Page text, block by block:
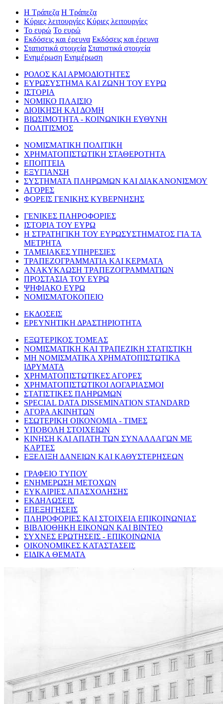
Η Τράπεζα Η Τράπεζα
Κύριες λειτουργίες Κύριες λειτουργίες
Το ευρώ Το ευρώ
Εκδόσεις και έρευνα Εκδόσεις και έρευνα
Στατιστικά στοιχεία Στατιστικά στοιχεία
Ενημέρωση Ενημέρωση
ΡΟΛΟΣ ΚΑΙ ΑΡΜΟΔΙΟΤΗΤΕΣ
ΕΥΡΩΣΥΣΤΗΜΑ ΚΑΙ ΖΩΝΗ ΤΟΥ ΕΥΡΩ
ΙΣΤΟΡΙΑ
ΝΟΜΙΚΟ ΠΛΑΙΣΙΟ
ΔΙΟΙΚΗΣΗ ΚΑΙ ΔΟΜΗ
ΒΙΩΣΙΜΟΤΗΤΑ - ΚΟΙΝΩΝΙΚΗ ΕΥΘΥΝΗ
ΠΟΛΙΤΙΣΜΟΣ
ΝΟΜΙΣΜΑΤΙΚΗ ΠΟΛΙΤΙΚΗ
ΧΡΗΜΑΤΟΠΙΣΤΩΤΙΚΗ ΣΤΑΘΕΡΟΤΗΤΑ
ΕΠΟΠΤΕΙΑ
ΕΞΥΓΙΑΝΣΗ
ΣΥΣΤΗΜΑΤΑ ΠΛΗΡΩΜΩΝ ΚΑΙ ΔΙΑΚΑΝΟΝΙΣΜΟΥ
ΑΓΟΡΕΣ
ΦΟΡΕΙΣ ΓΕΝΙΚΗΣ ΚΥΒΕΡΝΗΣΗΣ
ΓΕΝΙΚΕΣ ΠΛΗΡΟΦΟΡΙΕΣ
ΙΣΤΟΡΙΑ ΤΟΥ ΕΥΡΩ
Η ΣΤΡΑΤΗΓΙΚΗ ΤΟΥ ΕΥΡΩΣΥΣΤΗΜΑΤΟΣ ΓΙΑ ΤΑ
ΜΕΤΡΗΤΑ
ΤΑΜΕΙΑΚΕΣ ΥΠΗΡΕΣΙΕΣ
ΤΡΑΠΕΖΟΓΡΑΜΜΑΤΙΑ ΚΑΙ ΚΕΡΜΑΤΑ
ΑΝΑΚΥΚΛΩΣΗ ΤΡΑΠΕΖΟΓΡΑΜΜΑΤΙΩΝ
ΠΡΟΣΤΑΣΙΑ ΤΟΥ ΕΥΡΩ
ΨΗΦΙΑΚΟ ΕΥΡΩ
ΝΟΜΙΣΜΑΤΟΚΟΠΕΙΟ
ΕΚΔΟΣΕΙΣ
ΕΡΕΥΝΗΤΙΚΗ ΔΡΑΣΤΗΡΙΟΤΗΤΑ
ΕΞΩΤΕΡΙΚΟΣ ΤΟΜΕΑΣ
ΝΟΜΙΣΜΑΤΙΚΗ ΚΑΙ ΤΡΑΠΕΖΙΚΗ ΣΤΑΤΙΣΤΙΚΗ
ΜΗ ΝΟΜΙΣΜΑΤΙΚΑ ΧΡΗΜΑΤΟΠΙΣΤΩΤΙΚΑ
ΙΔΡΥΜΑΤΑ
ΧΡΗΜΑΤΟΠΙΣΤΩΤΙΚΕΣ ΑΓΟΡΕΣ
ΧΡΗΜΑΤΟΠΙΣΤΩΤΙΚΟΙ ΛΟΓΑΡΙΑΣΜΟΙ
ΣΤΑΤΙΣΤΙΚΕΣ ΠΛΗΡΩΜΩΝ
SPECIAL DATA DISSEMINATION STANDARD
ΑΓΟΡΑ ΑΚΙΝΗΤΩΝ
ΕΣΩΤΕΡΙΚΗ ΟΙΚΟΝΟΜΙΑ - ΤΙΜΕΣ
ΥΠΟΒΟΛΗ ΣΤΟΙΧΕΙΩΝ
ΚΙΝΗΣΗ ΚΑΙ ΑΠΑΤΗ ΤΩΝ ΣΥΝΑΛΛΑΓΩΝ ΜΕ
ΚΑΡΤΕΣ
ΕΞΕΛΙΞΗ ΔΑΝΕΙΩΝ ΚΑΙ ΚΑΘΥΣΤΕΡΗΣΕΩΝ
ΓΡΑΦΕΙΟ ΤΥΠΟΥ
ΕΝΗΜΕΡΩΣΗ ΜΕΤΟΧΩΝ
ΕΥΚΑΙΡΙΕΣ ΑΠΑΣΧΟΛΗΣΗΣ
ΕΚΔΗΛΩΣΕΙΣ
ΕΠΕΞΗΓΗΣΕΙΣ
ΠΛΗΡΟΦΟΡΙΕΣ ΚΑΙ ΣΤΟΙΧΕΙΑ ΕΠΙΚΟΙΝΩΝΙΑΣ
ΒΙΒΛΙΟΘΗΚΗ ΕΙΚΟΝΩΝ ΚΑΙ ΒΙΝΤΕΟ
ΣΥΧΝΕΣ ΕΡΩΤΗΣΕΙΣ - ΕΠΙΚΟΙΝΩΝΙΑ
ΟΙΚΟΝΟΜΙΚΕΣ ΚΑΤΑΣΤΑΣΕΙΣ
ΕΙΔΙΚΑ ΘΕΜΑΤΑ